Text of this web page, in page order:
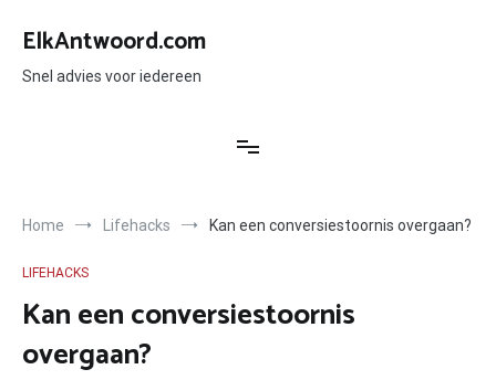
naar
inhoud
ElkAntwoord.com
Snel advies voor iedereen
Home Lifehacks Kan een conversiestoornis overgaan?
LIFEHACKS
Kan een conversiestoornis
overgaan?